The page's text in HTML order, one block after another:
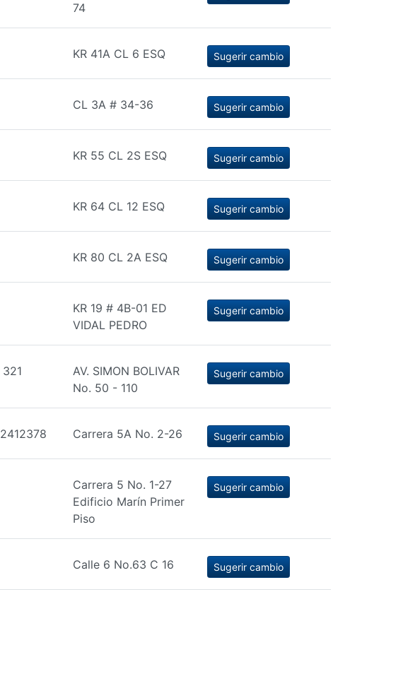
74
KR 41A CL 6 ESQ Sugerir cambio
CL 3A # 34-36 Sugerir cambio
KR 55 CL 2S ESQ Sugerir cambio
KR 64 CL 12 ESQ Sugerir cambio
KR 80 CL 2A ESQ Sugerir cambio
KR 19 # 4B-01 ED
VIDAL PEDRO
Sugerir cambio
AV. SIMON BOLIVAR
No. 50 - 110
Sugerir cambio
Carrera 5A No. 2-26 Sugerir cambio
Carrera 5 No. 1-27
Edificio Marín Primer
Piso
Sugerir cambio
Calle 6 No.63 C 16 Sugerir cambio